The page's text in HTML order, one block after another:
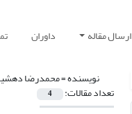
ارسال مقاله داوران
نویسنده =محمدرضا
تعداد مقالات: 4